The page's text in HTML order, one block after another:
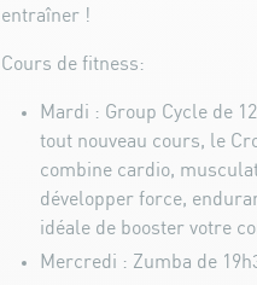
entraîner !
Cours de fitness:
Mardi : Group Cycle de
tout nouveau cours, le
combine cardio,
développer force,
idéale de booster votre
Mercredi : Zumba de